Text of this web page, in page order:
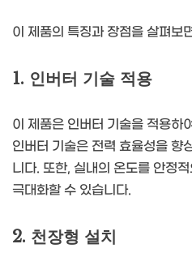
이 제품의 특징과 장점을 살펴보
1. 인버터 기술 적용
이 제품은 인버터 기술을 적용하
인버터 기술은 전력 효율성을 향
니다. 또한, 실내의 온도를 안정
극대화할 수 있습니다.
2. 천장형 설치